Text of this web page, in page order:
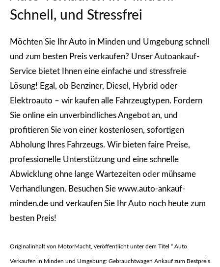
Schnell, und Stressfrei
Möchten Sie Ihr Auto in Minden und Umgebung schnell
und zum besten Preis verkaufen? Unser Autoankauf-
Service bietet Ihnen eine einfache und stressfreie
Lösung! Egal, ob Benziner, Diesel, Hybrid oder
Elektroauto – wir kaufen alle Fahrzeugtypen. Fordern
Sie online ein unverbindliches Angebot an, und
profitieren Sie von einer kostenlosen, sofortigen
Abholung Ihres Fahrzeugs. Wir bieten faire Preise,
professionelle Unterstützung und eine schnelle
Abwicklung ohne lange Wartezeiten oder mühsame
Verhandlungen. Besuchen Sie www.auto-ankauf-
minden.de und verkaufen Sie Ihr Auto noch heute zum
besten Preis!
Originalinhalt von MotorMacht, veröffentlicht unter dem Titel “ Auto
Verkaufen in Minden und Umgebung: Gebrauchtwagen Ankauf zum Bestpreis